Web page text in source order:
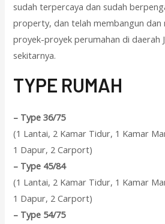
sudah terpercaya dan sudah
property, dan telah membangun dan
proyek-proyek perumahan di daerah
sekitarnya.
TYPE RUMAH
– Type 36/75
(1 Lantai, 2 Kamar Tidur, 1 Kamar
1 Dapur, 2 Carport)
– Type 45/84
(1 Lantai, 2 Kamar Tidur, 1 Kamar
1 Dapur, 2 Carport)
– Type 54/75